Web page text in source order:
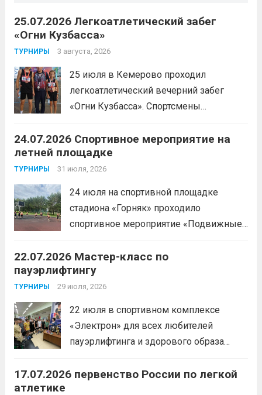
25.07.2026 Легкоатлетический забег
«Огни Кузбасса»
ТУРНИРЫ 3 августа, 2026
25 июля в Кемерово проходил
легкоатлетический вечерний забег
«Огни Кузбасса». Спортсмены
приняли участие в забеге и заняли
следующие призовые места:1 место —
Шабалин Максим, Щербунова Милана,
Всеволод3 место — Табакова
Александра
24.07.2026 Спортивное мероприятие на
летней площадке
ТУРНИРЫ 31 июля, 2026
24 июля на спортивной площадке
стадиона «Горняк» проходило
спортивное мероприятие «Подвижные
«хоккей».Читать дальше
22.07.2026 Мастер-класс по
пауэрлифтингу
ТУРНИРЫ 29 июля, 2026
22 июля в спортивном комплексе
«Электрон» для всех любителей
пауэрлифтинга и здорового образа
с Анитой Андрюковой — мастером
17.07.2026 первенство России по легкой
атлетике